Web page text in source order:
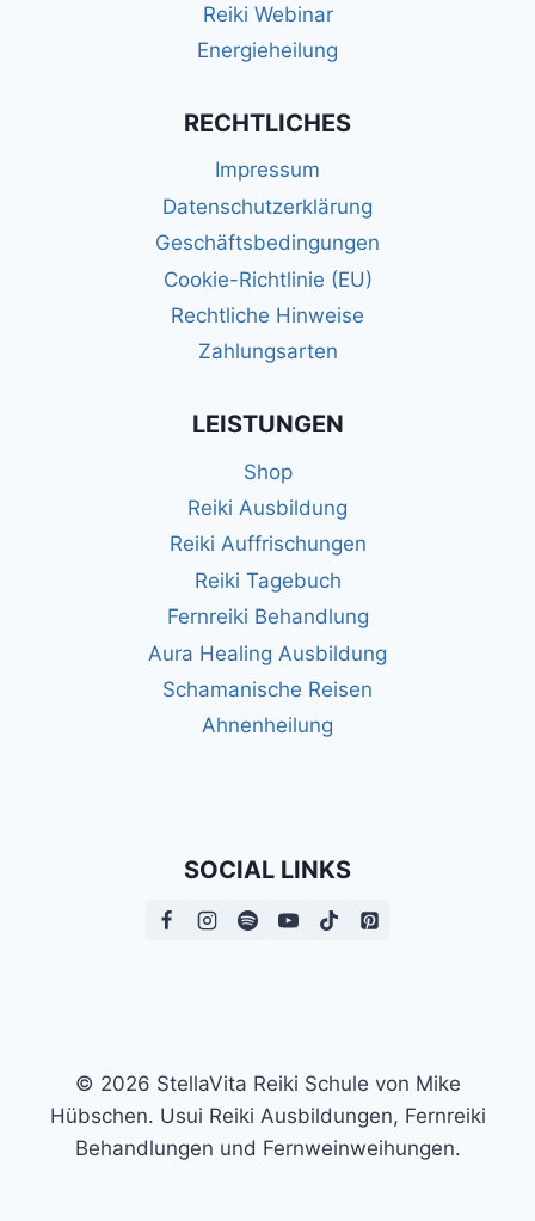
Reiki Webinar
Energieheilung
RECHTLICHES
Impressum
Datenschutzerklärung
Geschäftsbedingungen
Cookie-Richtlinie (EU)
Rechtliche Hinweise
Zahlungsarten
LEISTUNGEN
Shop
Reiki Ausbildung
Reiki Auffrischungen
Reiki Tagebuch
Fernreiki Behandlung
Aura Healing Ausbildung
Schamanische Reisen
Ahnenheilung
SOCIAL LINKS
© 2026 StellaVita Reiki Schule von Mike
Hübschen. Usui Reiki Ausbildungen, Fernreiki
Behandlungen und Fernweinweihungen.